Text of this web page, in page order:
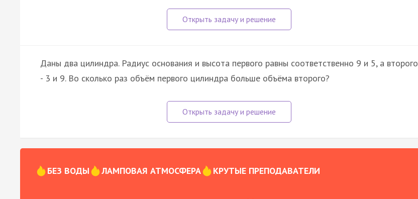
Даны два цилиндра. Радиус основания и высота первого равны соответственно 9 и 5, а второго
- 3 и 9. Во сколько раз объём первого цилиндра больше объёма второго?
БЕЗ ВОДЫ ЛАМПОВАЯ АТМОСФЕРА КРУТЫЕ ПРЕПОДАВАТЕЛИ